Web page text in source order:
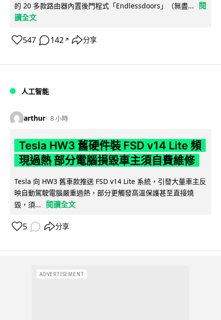
的 20 多款路由器內置後門程式「Endlessdoors」（無盡...
閱
讀全文
547 142 ↗ 分享
人工智能
arthur 8 小時
Tesla HW3 舊硬件裝 FSD v14 Lite 頻
現過熱 部分電腦損毀車主須自費維修
Tesla 向 HW3 舊車款推送 FSD v14 Lite 系統，引發大量車主反
映自動駕駛電腦嚴重過熱，部分更觸發高溫保護甚至直接燒
毀，須...
閱讀全文
5 分享
ADVERTISEMENT